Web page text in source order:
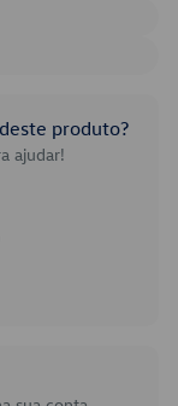
produto?
ajudar!